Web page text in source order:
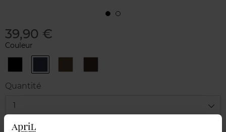
39,90 €
Couleur
Gris
Quantité
1